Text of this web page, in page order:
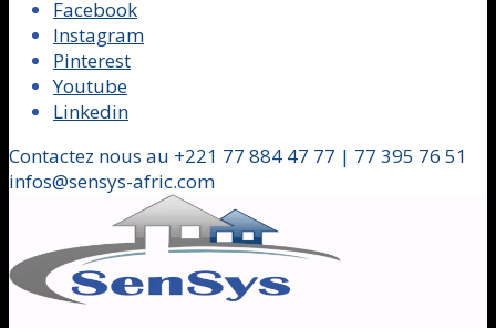
Facebook
Instagram
Pinterest
Youtube
Linkedin
Contactez nous au +221 77 884 47 77 | 77 395 76 51
infos@sensys-afric.com